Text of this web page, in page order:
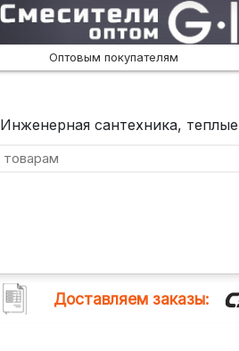
Оптовым покупателям
Инженерная сантехника,
Доставляем заказы: